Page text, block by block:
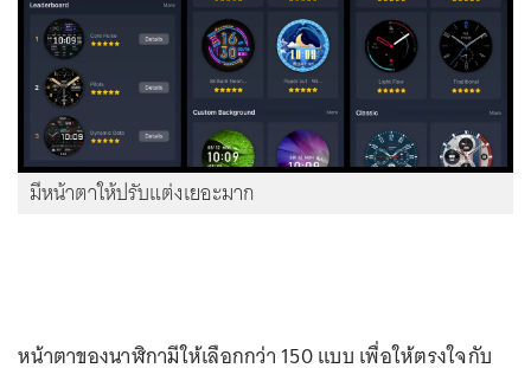
มีหน้าตาให้ปรับแต่งเยอะมาก
หน้าตาของนาฬิกามีให้เลือกกว่า 150 แบบ เพื่อให้ตรงใจกับ